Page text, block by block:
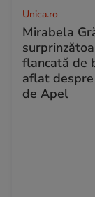
Unica.ro
Mirabela
flancată de
aflat
de Apel